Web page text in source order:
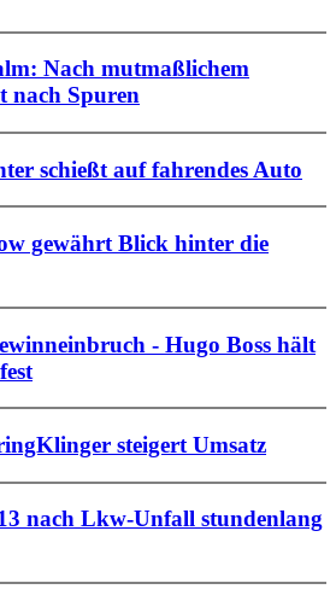
Nach mutmaßlichem
nach Spuren
schießt auf fahrendes Auto
gewährt Blick hinter die
- Hugo Boss hält
steigert Umsatz
nach Lkw-Unfall stundenlang